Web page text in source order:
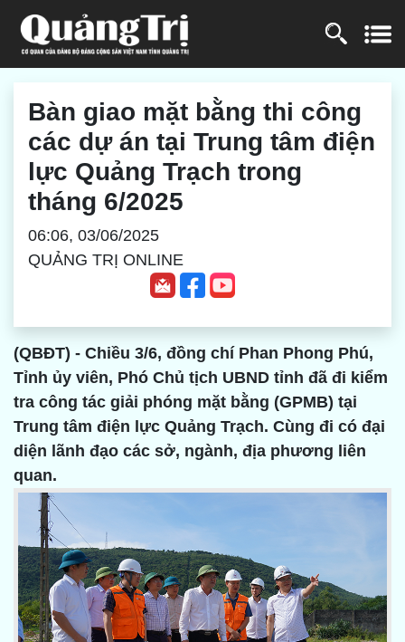
Bàn giao mặt bằng thi công
các dự án tại Trung tâm điện
lực Quảng Trạch trong
tháng 6/2025
06:06, 03/06/2025
QUẢNG TRỊ ONLINE
(QBĐT) - Chiều 3/6, đồng chí Phan Phong Phú,
Tỉnh ủy viên, Phó Chủ tịch UBND tỉnh đã đi kiểm
tra công tác giải phóng mặt bằng (GPMB) tại
Trung tâm điện lực Quảng Trạch. Cùng đi có đại
diện lãnh đạo các sở, ngành, địa phương liên
quan.